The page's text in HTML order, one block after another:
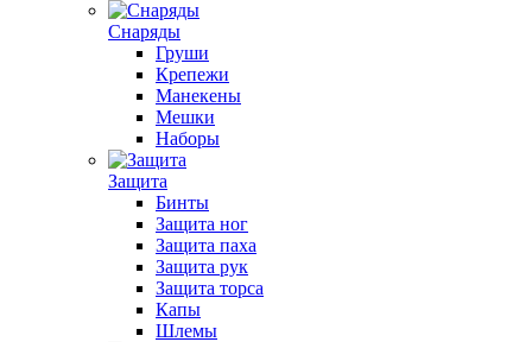
Снаряды
Груши
Крепежи
Манекены
Мешки
Наборы
Защита
Бинты
Защита ног
Защита паха
Защита рук
Защита торса
Капы
Шлемы